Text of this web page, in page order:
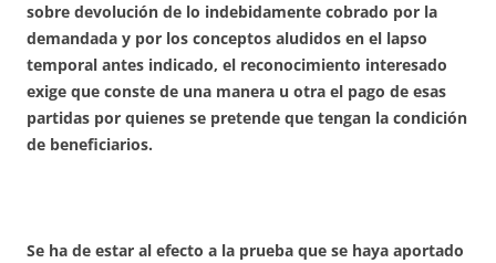
sobre devolución de lo indebidamente cobrado por la
demandada y por los conceptos aludidos en el lapso
temporal antes indicado, el reconocimiento interesado
exige que conste de una manera u otra el pago de esas
partidas por quienes se pretende que tengan la condición
de beneficiarios.
Se ha de estar al efecto a la prueba que se haya aportado